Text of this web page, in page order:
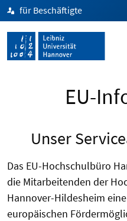
für Beschäftigte
EU-
Unser
Das EU-Hochschulbüro
die Mitarbeitenden der
Hannover-Hildesheim
europäischen